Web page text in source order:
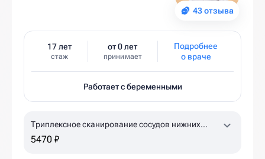
43 отзыва
17 лет
стаж
от 0 лет
принимает
Подробнее
о враче
Работает с беременными
Триплексное сканирование сосудов нижних
конечностей
5470 ₽